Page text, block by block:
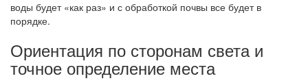
воды будет «как раз» и с обработкой почвы все будет в
порядке.
Ориентация по сторонам света и
точное определение места